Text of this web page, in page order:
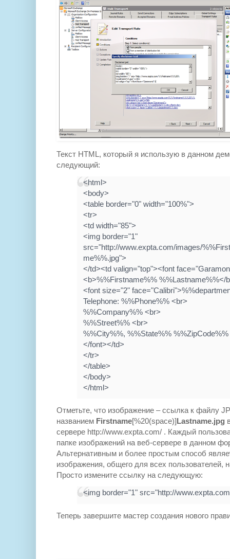
Текст HTML, который я использую в данном
следующий:
<html>
<body>
<table border="0" width="100%">
<tr>
<td width="85">
<img border="1"
src="http://www.expta.com/images/
me%%.jpg">
</td><td valign="top"><font
<b>%%Firstname%% %%Lastname%%</
<font size="2"
Telephone: %%Phone%% <br>
%%Company%% <br>
%%Street%% <br>
%%City%%, %%State%% %%ZipCode%%
</font></td>
</tr>
</table>
</body>
</html>
Отметьте, что изображение – ссылка к файлу
названием Firstname[%20(space)]Lastname.jpg
сервере http://www.expta.com/ . Каждый
папке изображений на веб-сервере в данном
Альтернативным и более простым способ
изображения, общего для всех пользователей,
Просто измените ссылку на следующую:
<img border="1" src="http://
Теперь завершите мастер создания нового